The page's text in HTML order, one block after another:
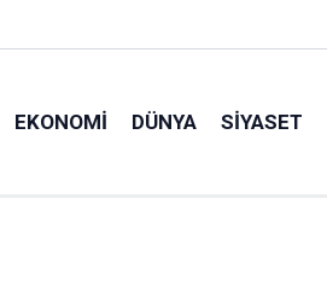
EKONOMI DÜNYA SIYASET